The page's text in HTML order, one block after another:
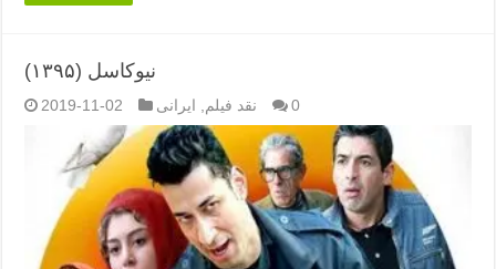
نیوکاسل (۱۳۹۵)
2019-11-02 نقد فیلم ایرانی 0